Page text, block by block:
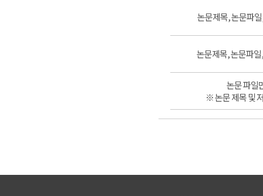
논문제목, 논문파
논문제목, 논문파
논문 파일
※ 논문 제목 및